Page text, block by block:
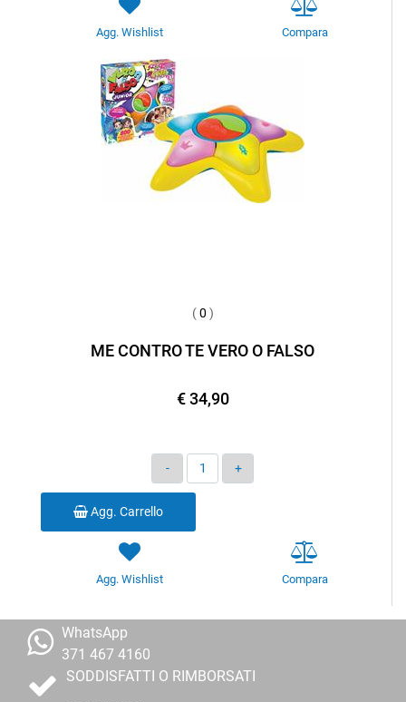
Agg. Wishlist Compara
(0 )
ME CONTRO TE VERO O FALSO
€ 34,90
Quantità
Agg. Carrello
Agg. Wishlist Compara
WhatsApp
371 467 4160
SODDISFATTI O RIMBORSATI